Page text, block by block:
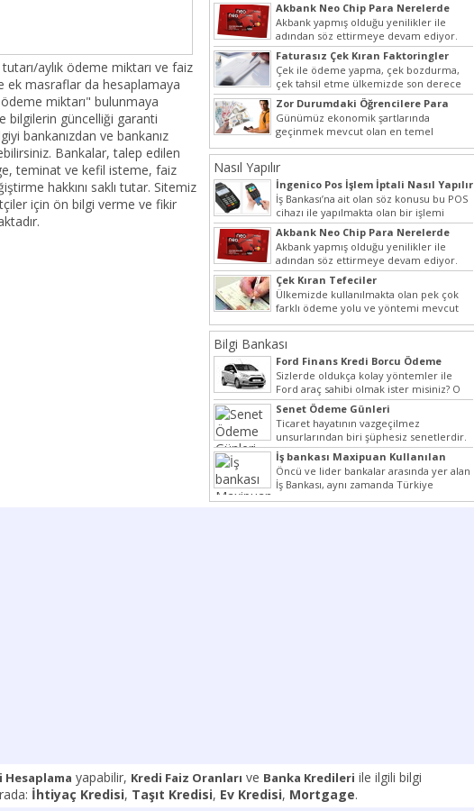
aylık ödeme miktarı ve faiz
ek masraflar da hesaplamaya
miktarı" bulunmaya
bilgilerin güncelliği garanti
bankanızdan ve bankanız
Bankalar, talep edilen
teminat ve kefil isteme, faiz
hakkını saklı tutar. Sitemiz
için ön bilgi verme ve fikir
Akbank Neo Chip Para Nerelerde
Kullanılır?
Akbank yapmış olduğu yenilikler ile
adından söz ettirmeye devam ediyor.
Hem müşteri potansiyelini arttırmak
hem...
Faturasız Çek Kıran Faktoringler
Çek ile ödeme yapma, çek bozdurma,
çek tahsil etme ülkemizde son derece
yaygın bir şekilde...
Zor Durumdaki Öğrencilere Para
Yardımı
Günümüz ekonomik şartlarında
geçinmek mevcut olan en temel
ihtiyaçları gidermek dahi son derece zor
olmak...
Nasıl Yapılır
İngenico Pos İşlem İptali Nasıl Yapılır
İş Bankası’na ait olan söz konusu bu POS
cihazı ile yapılmakta olan bir işlemi
iptal...
Akbank Neo Chip Para Nerelerde
Kullanılır?
Akbank yapmış olduğu yenilikler ile
adından söz ettirmeye devam ediyor.
Hem müşteri potansiyelini arttırmak
hem...
Çek Kıran Tefeciler
Ülkemizde kullanılmakta olan pek çok
farklı ödeme yolu ve yöntemi mevcut
olmak ile beraber bunlar...
Bilgi Bankası
Ford Finans Kredi Borcu Ödeme
Sizlerde oldukça kolay yöntemler ile
Ford araç sahibi olmak ister misiniz? O
halde yazımız ilginizi...
Senet Ödeme Günleri
Ticaret hayatının vazgeçilmez
unsurlarından biri şüphesiz senetlerdir.
Çünkü senetler en çok kullanılan ödeme
araçlarıdır. Taksitler...
İş bankası Maxipuan Kullanılan
Yerler
Öncü ve lider bankalar arasında yer alan
İş Bankası, aynı zamanda Türkiye
Cumhuriyeti’nin ilk milli...
Hesaplama yapabilir, Kredi Faiz Oranları ve Banka Kredileri ile ilgili bilgi
İhtiyaç Kredisi, Taşıt Kredisi, Ev Kredisi, Mortgage.